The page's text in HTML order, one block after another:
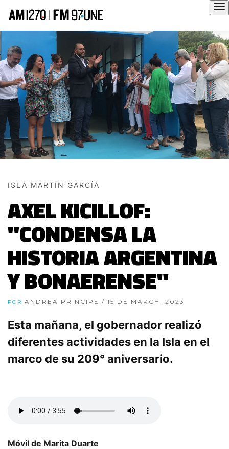
ISLA MARTÍN GARCÍA
AXEL KICILLOF:
"CONDENSA LA
HISTORIA ARGENTINA
Y BONAERENSE"
POR ANDREA PRINCIPE / 15 DE MARCH, 2023
Esta mañana, el gobernador realizó
diferentes actividades en la Isla en el
marco de su 209° aniversario.
Móvil de Marita Duarte